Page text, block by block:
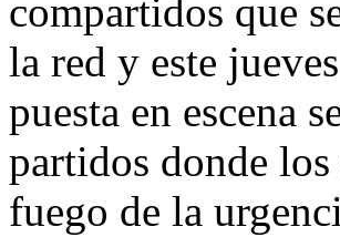
compartidos que
la red y este
puesta en escena
partidos donde
fuego de la